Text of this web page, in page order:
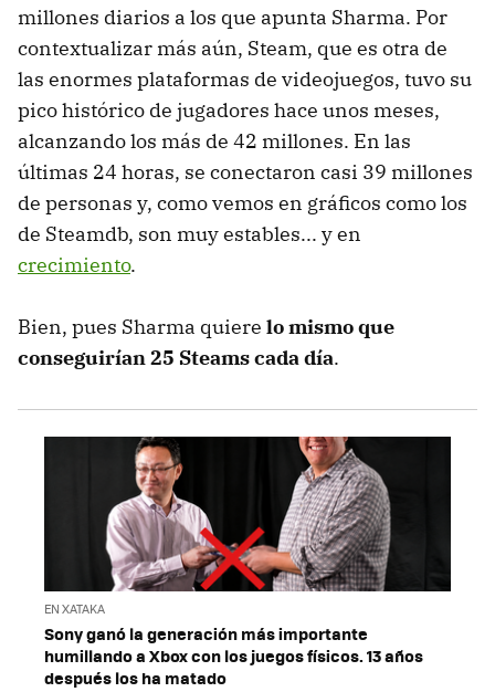
millones diarios a los que apunta Sharma. Por
contextualizar más aún, Steam, que es otra de
las enormes plataformas de videojuegos, tuvo su
pico histórico de jugadores hace unos meses,
alcanzando los más de 42 millones. En las
últimas 24 horas, se conectaron casi 39 millones
de personas y, como vemos en gráficos como los
de Steamdb, son muy estables... y en
crecimiento.
Bien, pues Sharma quiere lo mismo que
conseguirían 25 Steams cada día.
EN XATAKA
Sony ganó la generación más importante
humillando a Xbox con los juegos físicos. 13 años
después los ha matado